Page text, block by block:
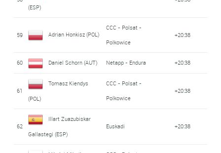
(ESP)
59 Adrian Honkisz (POL)
CCC - Polsat -
Polkowice
+20:38
60 Daniel Schorn (AUT) Netapp - Endura +20:38
61
Tomasz Kiendys
(POL)
CCC - Polsat -
Polkowice
+20:38
62
Illart Zuazubiskar
Gallastegi (ESP)
Euskadi +20:38